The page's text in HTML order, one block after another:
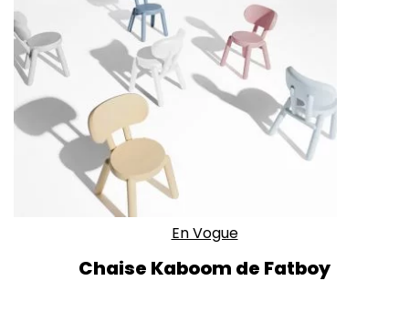
En Vogue
Chaise Kaboom de Fatboy